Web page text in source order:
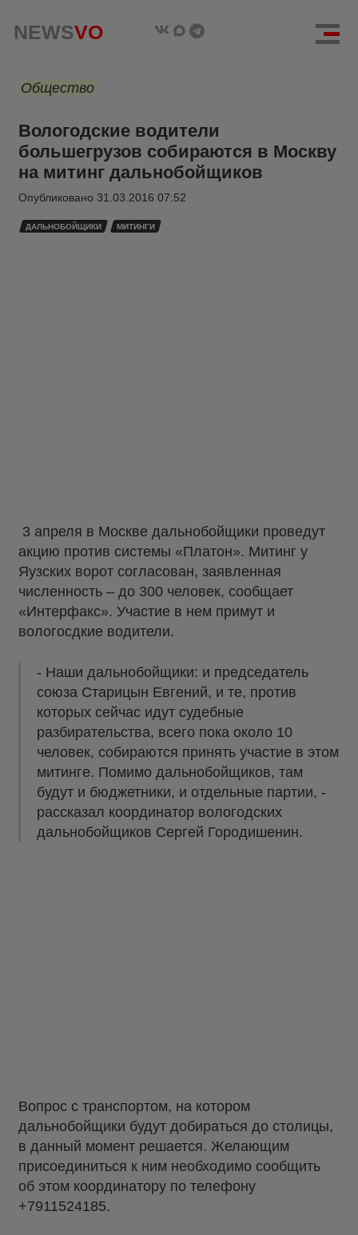
NEWSVO
Общество
Вологодские водители
большегрузов собираются в Москву
на митинг дальнобойщиков
Опубликовано 31.03.2016 07:52
ДАЛЬНОБОЙЩИКИ МИТИНГИ
3 апреля в Москве дальнобойщики проведут
акцию против системы «Платон». Митинг у
Яузских ворот согласован, заявленная
численность – до 300 человек, сообщает
«Интерфакс». Участие в нем примут и
вологосдкие водители.
- Наши дальнобойщики: и председатель
союза Старицын Евгений, и те, против
которых сейчас идут судебные
разбирательства, всего пока около 10
человек, собираются принять участие в этом
митинге. Помимо дальнобойщиков, там
будут и бюджетники, и отдельные партии, -
рассказал координатор вологодских
дальнобойщиков Сергей Городишенин.
Вопрос с транспортом, на котором
дальнобойщики будут добираться до столицы,
в данный момент решается. Желающим
присоединиться к ним необходимо сообщить
об этом координатору по телефону
+7911524185.